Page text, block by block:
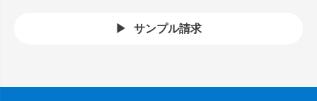
サンプル請求